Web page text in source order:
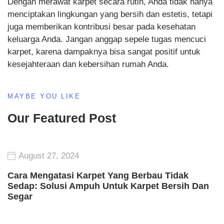
menciptakan lingkungan yang bersih dan estetis, tetapi
juga memberikan kontribusi besar pada kesehatan
keluarga Anda. Jangan anggap sepele tugas mencuci
karpet, karena dampaknya bisa sangat positif untuk
kesejahteraan dan kebersihan rumah Anda.
MAYBE YOU LIKE
Our Featured Post
August 27, 2024
Cara Mengatasi Karpet Yang Berbau Tidak
Sedap: Solusi Ampuh Untuk Karpet Bersih Dan
Segar